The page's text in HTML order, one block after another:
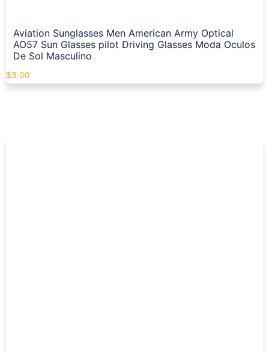
Aviation Sunglasses Men American Army Optical
AO57 Sun Glasses pilot Driving Glasses Moda Oculos
De Sol Masculino
$3.00